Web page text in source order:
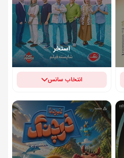
استخر
انتخاب سانس